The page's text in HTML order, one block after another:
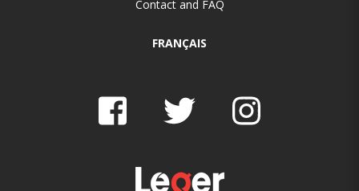
Contact and FAQ
FRANÇAIS